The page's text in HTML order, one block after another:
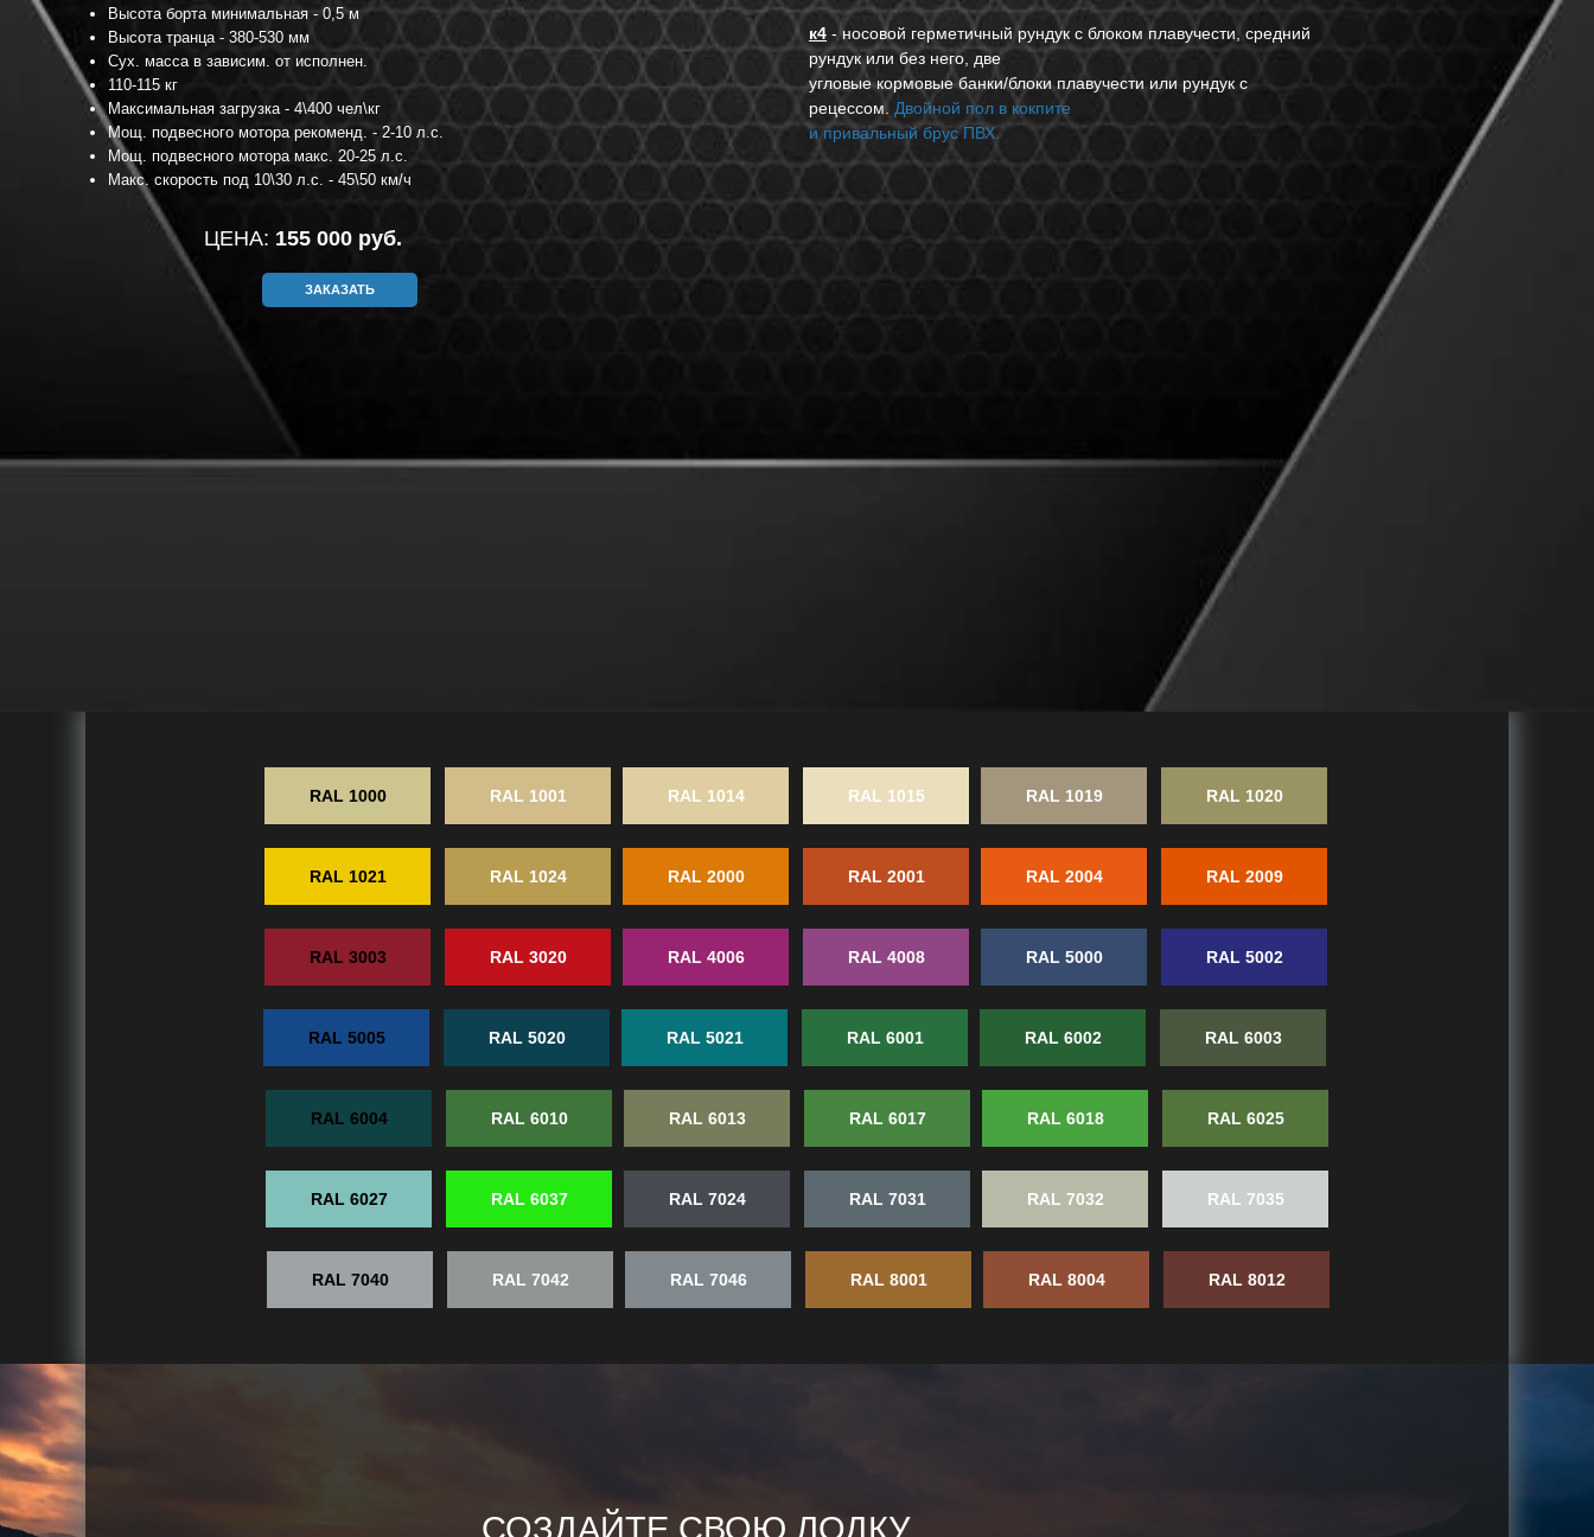
Высота борта минимальная - 0,5 м
Высота транца - 380-530 мм
Сух. масса в зависим. от исполнен.
110-115 кг
Максимальная загрузка - 4\400 чел\кг
Мощ. подвесного мотора рекоменд. - 2-10 л.с.
Мощ. подвесного мотора макс. 20-25 л.с.
Макс. скорость под 10\30 л.с. - 45\50 км/ч
ЗАКАЗАТЬ
ЦЕНА: 155 000 руб.
к4 - носовой герметичный рундук с блоком плавучести, средний
рундук или без него, две
угловые кормовые банки/блоки плавучести или рундук с
рецессом. Двойной пол в кокпите
и привальный брус ПВХ.
RAL 1000 RAL 1001 RAL 1014 RAL 1015 RAL 1019 RAL 1020
RAL 1021 RAL 1024 RAL 2000 RAL 2001 RAL 2004 RAL 2009
RAL 3003 RAL 3020 RAL 4006 RAL 4008 RAL 5000 RAL 5002
RAL 5005 RAL 5020 RAL 5021 RAL 6001 RAL 6002 RAL 6003
RAL 6004 RAL 6010 RAL 6013 RAL 6017 RAL 6018 RAL 6025
RAL 6027 RAL 6037 RAL 7024 RAL 7031 RAL 7032 RAL 7035
RAL 7040 RAL 7042 RAL 7046 RAL 8001 RAL 8004 RAL 8012
СОЗДАЙТЕ СВОЮ ЛОДКУ